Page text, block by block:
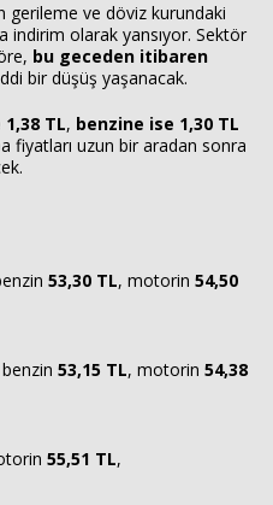
gerileme ve döviz kurundaki
indirim olarak yansıyor. Sektör
bu geceden itibaren
bir düşüş yaşanacak.
TL, benzine ise 1,30 TL
fiyatları uzun bir aradan sonra
53,30 TL, motorin 54,50
benzin 53,15 TL, motorin 54,38
55,51 TL,
Haberin Doğru Adresi.